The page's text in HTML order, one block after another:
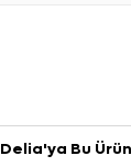
Delia'ya Bu